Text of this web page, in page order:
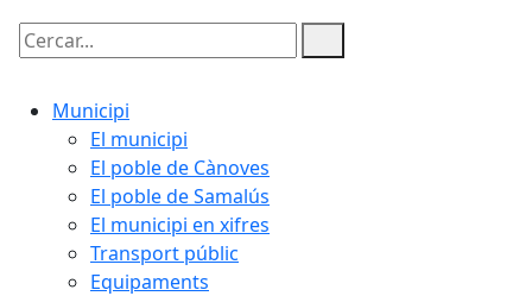
Cercar:
Municipi
El municipi
El poble de Cànoves
El poble de Samalús
El municipi en xifres
Transport públic
Equipaments